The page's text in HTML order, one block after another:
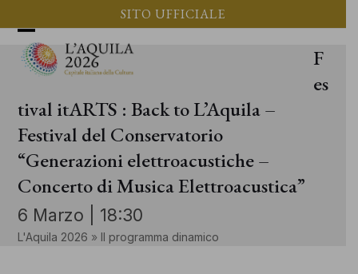
al
contenuto
SITO UFFICIALE
Apri
menu
mobile
Chiudi
menu
mobile
F
es
tival itARTS : Back to L’Aquila –
Festival del Conservatorio
“Generazioni elettroacustiche –
Concerto di Musica Elettroacustica”
6 Marzo | 18:30
L'Aquila 2026 » Il programma dinamico